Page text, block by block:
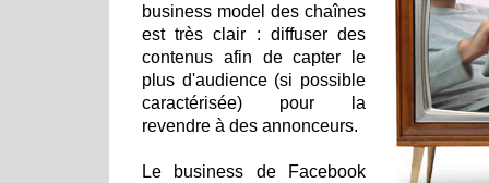
business model des chaînes
est très clair : diffuser des
contenus afin de capter le
plus d'audience (si possible
caractérisée) pour la
revendre à des annonceurs.
Le business de Facebook